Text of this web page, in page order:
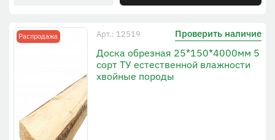
Распродажа Арт.: 12519 Проверить наличие
Доска обрезная 25*150*4000мм 5
сорт ТУ естественной влажности
хвойные породы